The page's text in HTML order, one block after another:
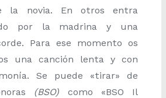
la novia. En otros entra
por la madrina y una
Para ese momento os
una canción lenta y con
Se puede «tirar» de
(BSO) como «BSO Il